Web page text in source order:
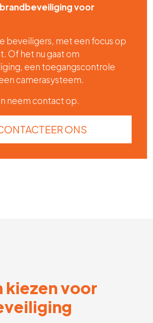
brandbeveiliging voor
beveiligers, met een focus op
Of het nu gaat om
een toegangscontrole
camerasysteem.
neem contact op.
ONS
kiezen voor